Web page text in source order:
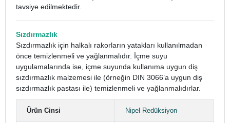
tavsiye edilmektedir.
Sızdırmazlık
Sızdırmazlık için halkalı rakorların yatakları kullanılmadan
önce temizlenmeli ve yağlanmalıdır. İçme suyu
uygulamalarında ise, içme suyunda kullanıma uygun diş
sızdırmazlık malzemesi ile (örneğin DIN 3066’a uygun diş
sızdırmazlık pastası ile) temizlenmeli ve yağlanmalıdırlar.
Ürün Cinsi Nipel Redüksiyon